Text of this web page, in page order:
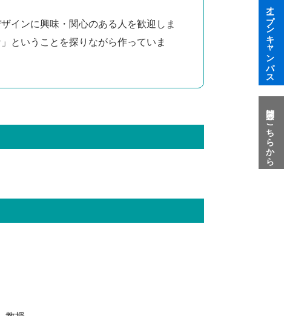
インに興味・関心のある人を歓迎しま
ということを探りながら作っていま
オープンキャンパス
質問はこちらから